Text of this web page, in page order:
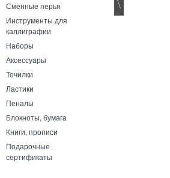
Сменные перья
Инструменты для
каллиграфии
Наборы
Аксессуары
Точилки
Ластики
Пеналы
Блокноты, бумага
Книги, прописи
Подарочные
сертификаты